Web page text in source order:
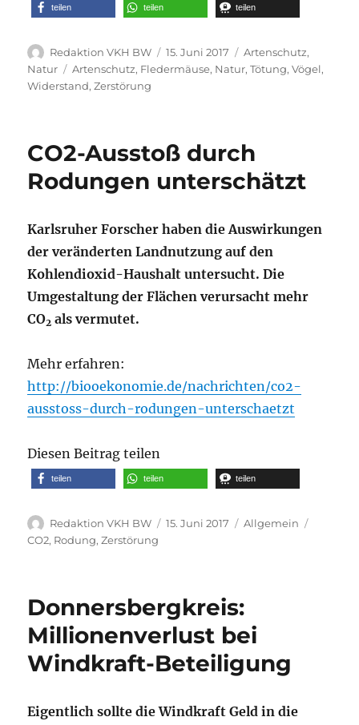
teilen teilen teilen
Autor
Redaktion VKH BW
Veröffentlicht
am
15. Juni 2017 Kategorien
Artenschutz,
Natur
Schlagwörter
Artenschutz, Fledermäuse, Natur,Tötung,Vögel,
Widerstand,Zerstörung
CO2-Ausstoß durch
Rodungen unterschätzt
Karlsruher Forscher haben die Auswirkungen
der veränderten Landnutzung auf den
Kohlendioxid-Haushalt untersucht. Die
Umgestaltung der Flächen verursacht mehr
CO2 als vermutet.
Mehr erfahren:
http://biooekonomie.de/nachrichten/co2-
ausstoss-durch-rodungen-unterschaetzt
Diesen Beitrag teilen
teilen teilen teilen
Autor
Redaktion VKH BW
Veröffentlicht
15. Juni 2017 Kategorien
Allgemein
CO2, Rodung,Zerstörung
Donnersbergkreis:
Millionenverlust bei
Windkraft-Beteiligung
Eigentlich sollte die Windkraft Geld in die